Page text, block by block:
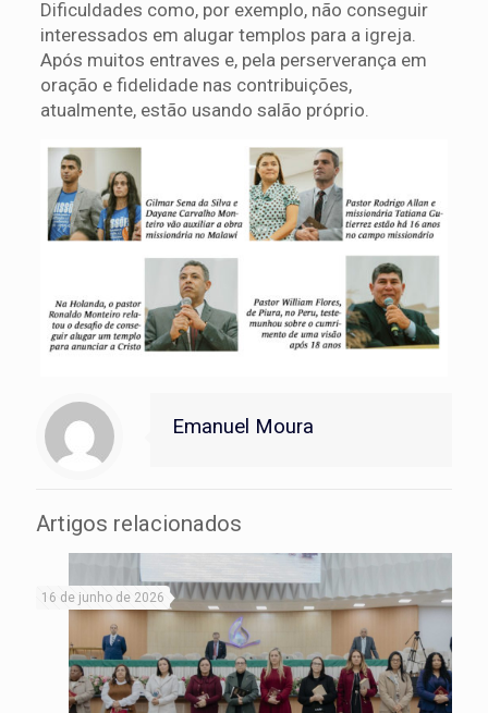
Dificuldades como, por exemplo, não conseguir
interessados em alugar templos para a igreja.
Após muitos entraves e, pela perserverança em
oração e fidelidade nas contribuições,
atualmente, estão usando salão próprio.
Emanuel Moura
Artigos relacionados
16 de junho de 2026